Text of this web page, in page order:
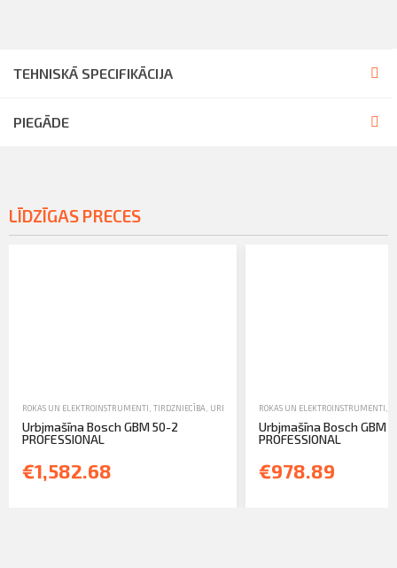
TEHNISKĀ SPECIFIKĀCIJA
PIEGĀDE
LĪDZĪGAS PRECES
ROKAS UN ELEKTROINSTRUMENTI TIRDZNIECĪBA URBMAŠĪNAS UN SKRUVMAŠĪNAS
Urbjmašīna Bosch GBM 50-2
PROFESSIONAL
€1,582.68
ROKAS UN ELEKTROINSTRUMENTI
Urbjmašīna Bosch GBM
PROFESSIONAL
€978.89